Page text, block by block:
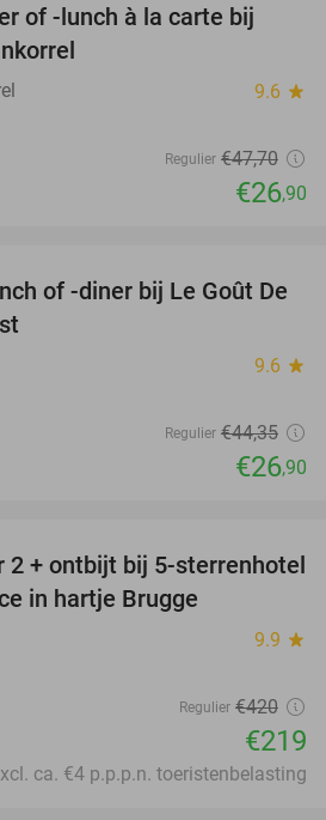
44%
of -lunch à la carte bij
9.6 star
Regulier €47,70
€26,90
39%
of -diner bij Le Goût De
9.6 star
Regulier €44,35
€26,90
48%
2 + ontbijt bij 5-sterrenhotel
in hartje Brugge
9.9 star
Regulier €420
€219
ca. €4 p.p.p.n. toeristenbelasting